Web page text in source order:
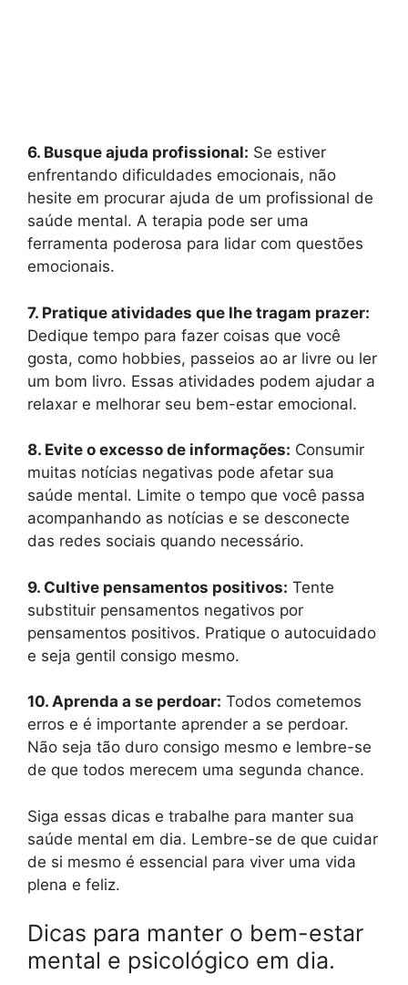
6. Busque ajuda profissional: Se estiver
enfrentando dificuldades emocionais, não
hesite em procurar ajuda de um profissional de
saúde mental. A terapia pode ser uma
ferramenta poderosa para lidar com questões
emocionais.
7. Pratique atividades que lhe tragam prazer:
Dedique tempo para fazer coisas que você
gosta, como hobbies, passeios ao ar livre ou ler
um bom livro. Essas atividades podem ajudar a
relaxar e melhorar seu bem-estar emocional.
8. Evite o excesso de informações: Consumir
muitas notícias negativas pode afetar sua
saúde mental. Limite o tempo que você passa
acompanhando as notícias e se desconecte
das redes sociais quando necessário.
9. Cultive pensamentos positivos: Tente
substituir pensamentos negativos por
pensamentos positivos. Pratique o autocuidado
e seja gentil consigo mesmo.
10. Aprenda a se perdoar: Todos cometemos
erros e é importante aprender a se perdoar.
Não seja tão duro consigo mesmo e lembre-se
de que todos merecem uma segunda chance.
Siga essas dicas e trabalhe para manter sua
saúde mental em dia. Lembre-se de que cuidar
de si mesmo é essencial para viver uma vida
plena e feliz.
Dicas para manter o bem-estar
mental e psicológico em dia.